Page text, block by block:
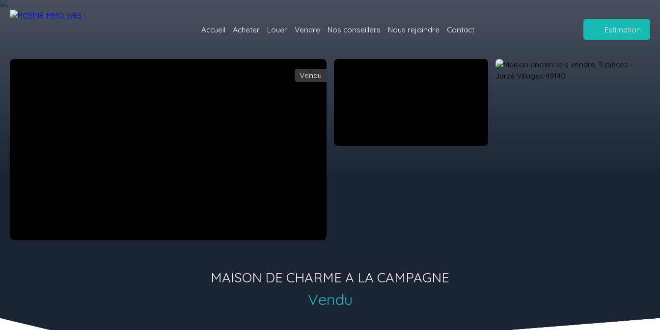
Accueil Acheter Louer Vendre Nos conseillers Nous rejoindre Contact Estimation
Vendu
MAISON DE CHARME A LA CAMPAGNE
Vendu